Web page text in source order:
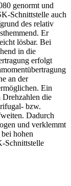
genormt und
Schnittstelle auch
des relativ
Er
lösbar. Bei
in die
erfolgt
an der
Ein
Drehzahlen die
bzw.
Dadurch
und verklemmt
hohen
Schnittstelle